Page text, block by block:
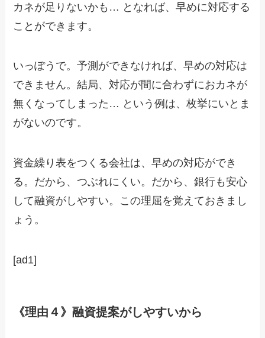
カネが足りないかも… となれば、早めに対応する
ことができます。
いっぽうで。予測ができなければ、早めの対応は
できません。結局、対応が間に合わずにおカネが
無くなってしまった… という例は、枚挙にいとま
がないのです。
資金繰り表をつくる会社は、早めの対応ができ
る。だから、つぶれにくい。だから、銀行も安心
して融資がしやすい。この理屈を覚えておきまし
ょう。
[ad1]
《理由４》融資提案がしやすいから